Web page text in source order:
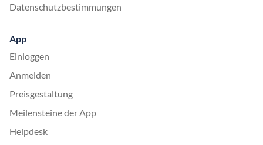
Datenschutzbestimmungen
App
Einloggen
Anmelden
Preisgestaltung
Meilensteine der App
Helpdesk